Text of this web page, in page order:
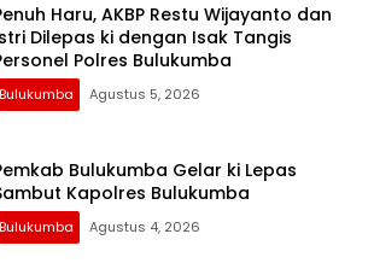
Haru, AKBP Restu Wijayanto dan
Dilepas ki dengan Isak Tangis
Polres Bulukumba
Bulukumba Agustus 5, 2026
Bulukumba Gelar ki Lepas
Kapolres Bulukumba
Bulukumba Agustus 4, 2026